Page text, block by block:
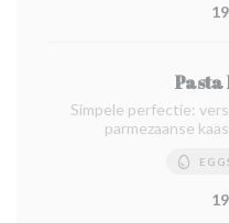
Simpele perfectie:
parmezaanse